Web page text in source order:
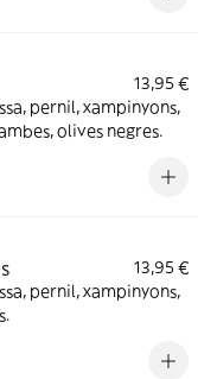
13,95 €
pernil, xampinyons,
olives negres.
13,95 €
pernil, xampinyons,